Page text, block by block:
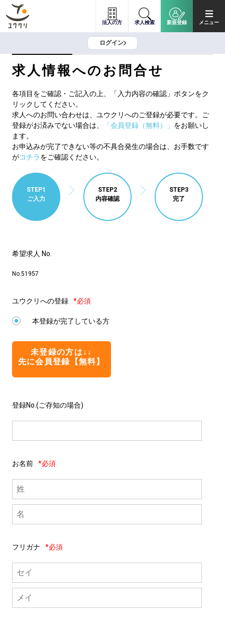
法人の方 求人検索 新規登録 メニュー
ログイン
求人情報へのお問合せ
各項目をご確認・ご記入の上、「入力内容の確認」ボタンをク
リックしてください。
求人へのお問い合わせは、ユウクリへのご登録が必要です。ご
登録がお済みでない場合は、
「会員登録（無料）」 をお願いし
ます。
お申込みが完了できない等の不具合発生の場合は、お手数です
がコチラをご確認ください。
STEP1
ご入力
STEP2
内容確認
STEP3
完了
希望求人 No.
No.51957
ユウクリへの登録 *必須
本登録が完了している方
未登録の方は↓↓
先に会員登録【無料】
登録No.(ご存知の場合)
お名前 *必須
フリガナ *必須